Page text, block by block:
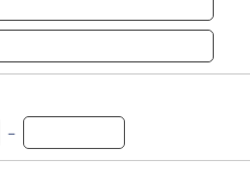
－